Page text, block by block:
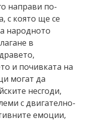
направи по-
с която ще се
народното
в
и почивката на
могат да
несгоди,
с двигателно-
емоции,